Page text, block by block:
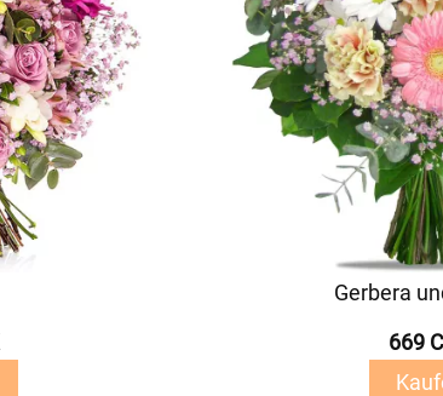
Gerbera
669